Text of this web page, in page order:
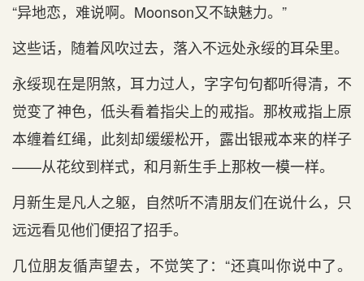
“异地恋，难说啊。Moonson又不缺魅力。”
这些话，随着风吹过去，落入不远处永绥的耳朵里。
永绥现在是阴煞，耳力过人，字字句句都听得清，不
觉变了神色，低头看着指尖上的戒指。那枚戒指上原
本缠着红绳，此刻却缓缓松开，露出银戒本来的样子
——从花纹到样式，和月新生手上那枚一模一样。
月新生是凡人之躯，自然听不清朋友们在说什么，只
远远看见他们便招了招手。
几位朋友循声望去，不觉笑了：“还真叫你说中了。